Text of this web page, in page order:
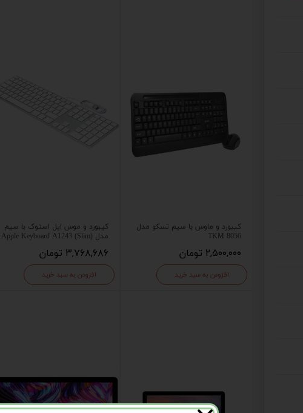
کیبورد و ماوس با سیم تسکو مدل
TKM 8056
۲,۵۰۰,۰۰۰ تومان
افزودن به سبد خرید
کیبورد و موس اپل استوک با سیم
مدل Apple Keyboard A1243 (Slim)
۳,۷۶۸,۶۸۶ تومان
افزودن به سبد خرید